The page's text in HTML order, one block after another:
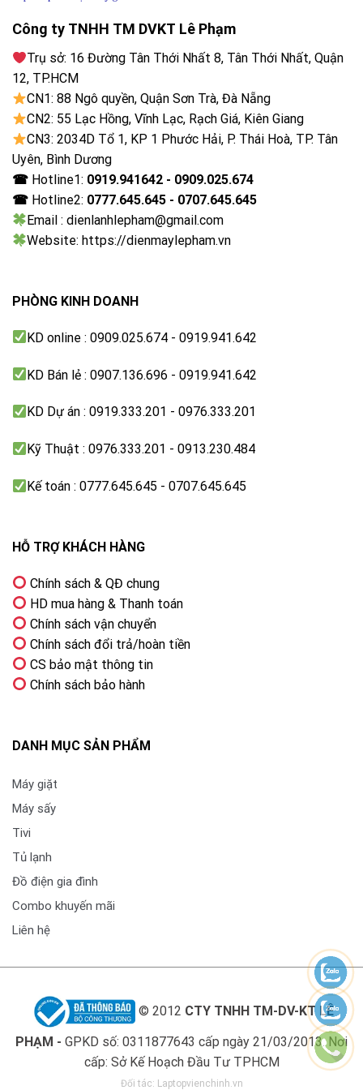
– Kiểu động cơ: sử dụng
tiếp, ứng dụng trí tuệ nhân tạo kết hợp
Invertergiúp máy giặt vận hành êm ái, tiết kiệm điện
năng sử dụng cho gia đình.
– Sản phẩm được cấp tem năng lượngchuẩn 5 sao:
hiệu suất sử dụng điện là
tiết kiệm điện hiệu quả.
AI DD™ không chỉ phát hiện trọng lượng mà còn cảm
ưu cho vải.
Cho phép điều khiển máy giặt từ xa qua ứng dụng
SmartThinQ tiện lợi
Chiếc máy giặt LG FV1450S2B hiện đại còn cho phép
bạn điều khiển từ xa bằng điện thoại thông minh
thông qua ứng dụng SmartThinQ. Nhờ vậy, khi sở hữu
chiếc máy giặt này, bạn có thể dễ dàng kích hoạt máy
ở mọi nơi, mọi lúc vô cùng tiện lợi, hiện đại.
Công ty TNHH TM DVKT Lê Phạm
Trụ sở: 16 Đường Tân Thới Nhất 8, Tân Thới Nhất, Quận
12, TP.HCM
CN1: 88 Ngô quyền, Quận Sơn Trà, Đà Nẵng
CN2: 55 Lạc Hồng, Vĩnh Lạc, Rạch Giá, Kiên Giang
CN3: 2034D Tổ 1, KP 1 Phước Hải, P. Thái Hoà, TP. Tân
Uyên, Bình Dương
☎ Hotline1: 0919.941642 - 0909.025.674
☎ Hotline2: 0777.645.645 - 0707.645.645
Email : dienlanhlepham@gmail.com
Website: https://dienmaylepham.vn
PHÒNG KINH DOANH
KD online : 0909.025.674 - 0919.941.642
KD Bán lẻ : 0907.136.696 - 0919.941.642
KD Dự án : 0919.333.201 - 0976.333.201
Kỹ Thuật : 0976.333.201 - 0913.230.484
Kế toán : 0777.645.645 - 0707.645.645
HỖ TRỢ KHÁCH HÀNG
Chính sách & QĐ chung
HD mua hàng & Thanh toán
Chính sách vận chuyển
Chính sách đổi trả/hoàn tiền
CS bảo mật thông tin
Chính sách bảo hành
DANH MỤC SẢN PHẨM
Máy giặt
Máy sấy
Tivi
Tủ lạnh
Đồ điện gia đình
Combo khuyến mãi
Liên hệ
© 2012 CTY TNHH TM-DV-KT LÊ
PHẠM - GPKD số: 0311877643 cấp ngày 21/03/2013. Nơi
cấp: Sở Kế Hoạch Đầu Tư TPHCM
Đối tác: Laptopvienchinh.vn